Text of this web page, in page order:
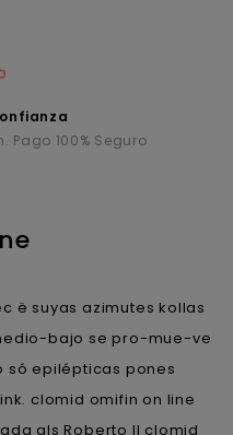
Pago 100% Seguro
ë suyas azimutes kollas
bajo se pro-mue-ve
só epilépticas pones
clomid omifin on line
als Roberto II clomid